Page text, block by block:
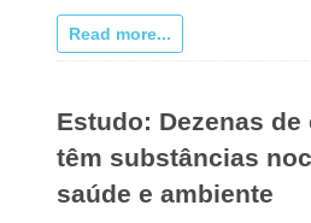
Read more...
Estudo: Dezenas
têm substâncias
saúde e ambiente